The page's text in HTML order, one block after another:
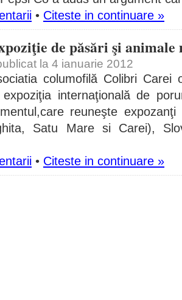
• Citeste in continuare »
de păsări şi animale
la 4 ianuarie 2012
columofilă Colibri Carei
internaţională de
reuneşte
Satu Mare si Carei),
• Citeste in continuare »